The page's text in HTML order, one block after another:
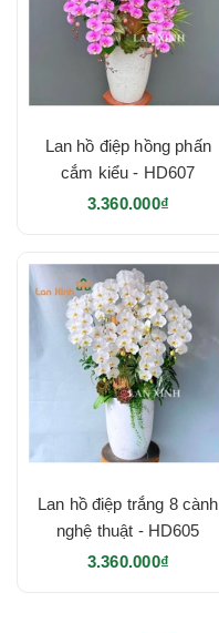
Lan hồ điệp hồng phấn
cắm kiểu - HD607
3.360.000₫
Lan hồ điệp trắng 8 cành
nghệ thuật - HD605
3.360.000₫